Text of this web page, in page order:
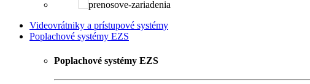
Videovrátniky a prístupové systémy
Poplachové systémy EZS
Poplachové systémy EZS